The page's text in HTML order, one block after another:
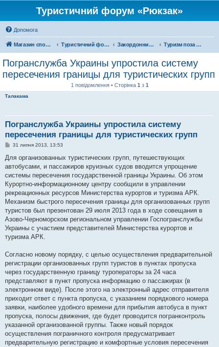
Туристичний форум «Рюкзак»
Допомога
Магазин спорядження Туристичний форум «Рюкзак» Закордонний туризм Туризм поза територією України
Погранслужба Украины упростила систему
пересечения границы для туристических групп
1 повідомлення • Сторінка 1 з 1
Талакама
Погранслужба Украины упростила систему
пересечения границы для туристических групп
П
в
д
о
л
е
н
я
31 липня 2013, 13:53
Для организованных туристических групп, путешествующих
автобусами, и пассажиров круизных судов вводится упрощение
системы пересечения государственной границы Украины. Об этом
Курортно-информационному центру сообщили в управлении
рекреационных ресурсов Министерства курортов и туризма АРК.
Механизм быстрого пересечения границы для организованных групп
туристов был презентован 29 июля 2013 года в ходе совещания в
Азово-Черноморском региональном управлении Госпогранслужбы
Украины с участием представителей Министерства курортов и
туризма АРК.
Согласно новому порядку, с целью осуществления предварительной
регистрации организованных групп туристов в пунктах пропуска
через государственную границу туроператоры за 24 часа
представляют в пункт пропуска информацию о пассажирах (в
электронном виде). После этого на электронный адрес отправителя
приходит ответ с пункта пропуска, с указанием порядкового номера
заявки, наиболее удобного времени для прибытия автобуса в пункт
пропуска, полосы движения, где будет проводится погранконтроль
указанной организованной группы. Также новый порядок
осуществления пограничного контроля предусматривает
предварительную регистрацию и комфортные условия пересечения